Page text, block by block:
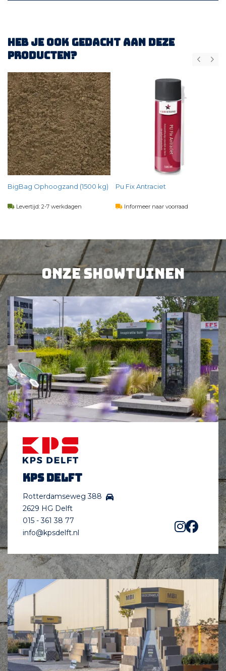
Heb je ook gedacht aan deze
producten?
BigBag Ophoogzand (1500 kg)
Levertijd: 2-7 werkdagen
BEKIJK PRODUCT
Pu Fix Antraciet
Informeer naar voorraad
BEKIJK PRODUCT
Onze showtuinen
KPS Delft
Rotterdamseweg 388
2629 HG Delft
015 - 361 38 77
info@kpsdelft.nl